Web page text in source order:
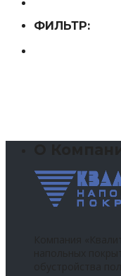
ФИЛЬТР: